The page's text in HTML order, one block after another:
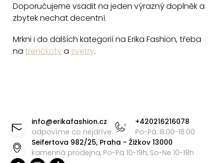
Doporučujeme vsadit na jeden výrazný doplněk a
zbytek nechat decentní.
Mrkni i do dalších kategorií na Erika Fashion, třeba
na trenčkotya svetry.
info@erikafashion.cz
odpovíme co nejdříve
+420216216078
Po-Pá: 8:00-18:00
Seifertova 982/25, Praha - Žižkov 13000
kamenná prodejna, Po-Pá 10-19h, So-Ne 10-18h